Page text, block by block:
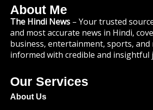
About Me
The Hindi News – Your trusted
and most accurate news in Hindi,
business, entertainment, sports, and
informed with credible and insightful
Our Services
About Us